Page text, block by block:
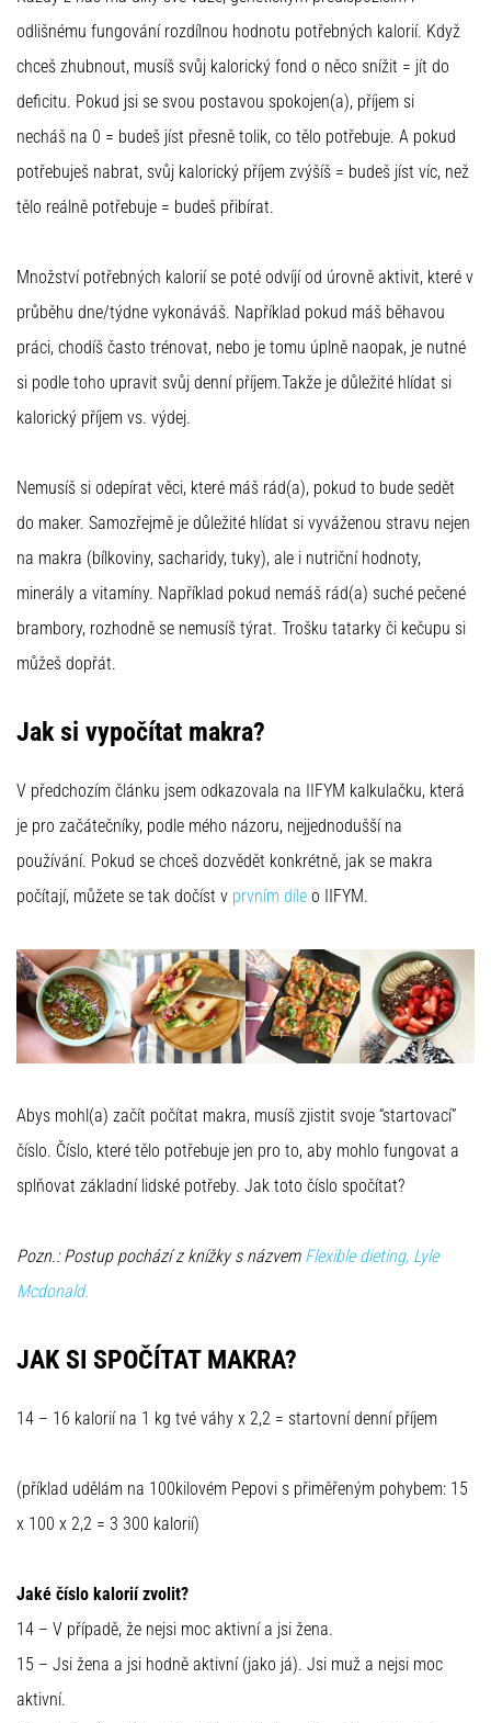
odlišnému fungování rozdílnou hodnotu potřebných kalorií. Když
chceš zhubnout, musíš svůj kalorický fond o něco snížit = jít do
deficitu. Pokud jsi se svou postavou spokojen(a), příjem si
necháš na 0 = budeš jíst přesně tolik, co tělo potřebuje. A pokud
potřebuješ nabrat, svůj kalorický příjem zvýšíš = budeš jíst víc, než
tělo reálně potřebuje = budeš přibírat.
Množství potřebných kalorií se poté odvíjí od úrovně aktivit, které v
průběhu dne/týdne vykonáváš. Například pokud máš běhavou
práci, chodíš často trénovat, nebo je tomu úplně naopak, je nutné
si podle toho upravit svůj denní příjem.Takže je důležité hlídat si
kalorický příjem vs. výdej.
Nemusíš si odepírat věci, které máš rád(a), pokud to bude sedět
do maker. Samozřejmě je důležité hlídat si vyváženou stravu nejen
na makra (bílkoviny, sacharidy, tuky), ale i nutriční hodnoty,
minerály a vitamíny. Například pokud nemáš rád(a) suché pečené
brambory, rozhodně se nemusíš týrat. Trošku tatarky či kečupu si
můžeš dopřát.
Jak si vypočítat makra?
V předchozím článku jsem odkazovala na IIFYM kalkulačku, která
je pro začátečníky, podle mého názoru, nejjednodušší na
používání. Pokud se chceš dozvědět konkrétně, jak se makra
počítají, můžete se tak dočíst v prvním díle o IIFYM.
Abys mohl(a) začít počítat makra, musíš zjistit svoje “startovací”
číslo. Číslo, které tělo potřebuje jen pro to, aby mohlo fungovat a
splňovat základní lidské potřeby. Jak toto číslo spočítat?
Pozn.: Postup pochází z knížky s názvem Flexible dieting, Lyle
Mcdonald.
JAK SI SPOČÍTAT MAKRA?
14 – 16 kalorií na 1 kg tvé váhy x 2,2 = startovní denní příjem
(příklad udělám na 100kilovém Pepovi s přiměřeným pohybem: 15
x 100 x 2,2 = 3 300 kalorií)
Jaké číslo kalorií zvolit?
14 – V případě, že nejsi moc aktivní a jsi žena.
15 – Jsi žena a jsi hodně aktivní (jako já). Jsi muž a nejsi moc
aktivní.